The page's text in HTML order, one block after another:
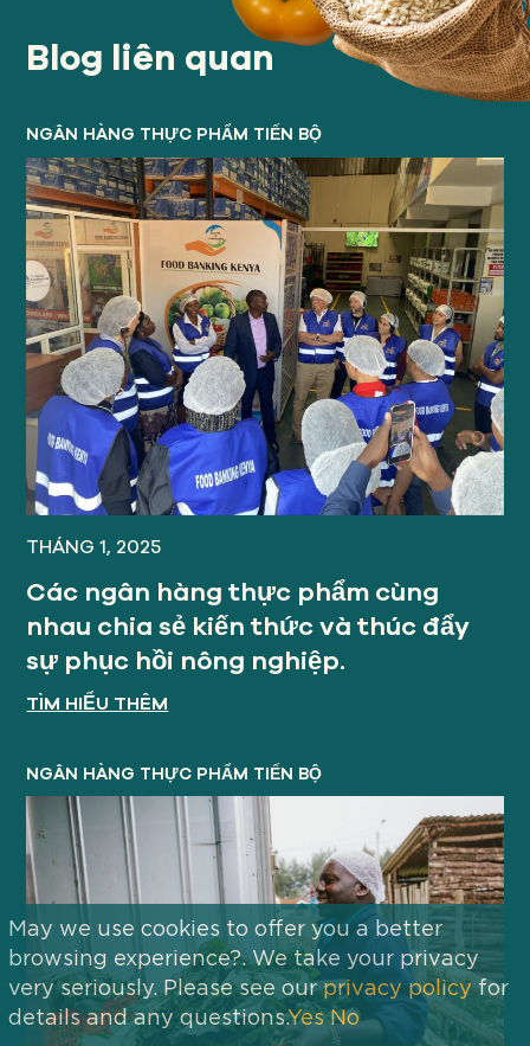
Blog liên quan
NGÂN HÀNG THỰC PHẨM TIẾN BỘ
THÁNG 1, 2025
Các ngân hàng thực phẩm cùng
nhau chia sẻ kiến thức và thúc đẩy
sự phục hồi nông nghiệp.
TÌM HIỂU THÊM
NGÂN HÀNG THỰC PHẨM TIẾN BỘ
May we use cookies to offer you a better
browsing experience?. We take your privacy
very seriously. Please see ourprivacy policyfor
details and any questions.Yes No